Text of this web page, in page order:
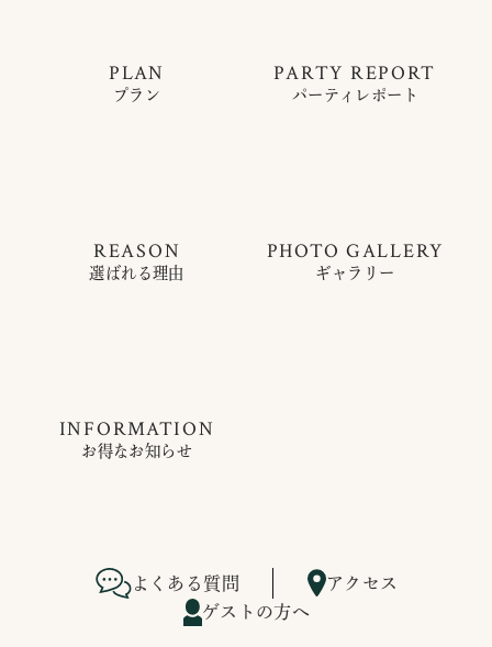
PLAN
プラン
PARTY REPORT
パーティレポート
REASON
選ばれる理由
PHOTO GALLERY
ギャラリー
INFORMATION
お得なお知らせ
よくある質問
アクセス
ゲストの方へ